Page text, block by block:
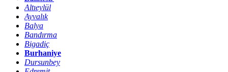
Altıeylül
Ayvalık
Balya
Bandırma
Bigadiç
Burhaniye
Dursunbey